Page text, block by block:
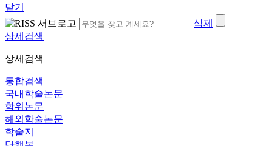
닫기
삭제
상세검색
상세검색
통합검색
국내학술논문
학위논문
해외학술논문
학술지